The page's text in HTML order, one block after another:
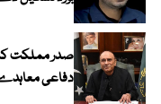
صدر مملکت کا
دفاعی